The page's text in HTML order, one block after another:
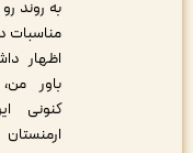
به روند رو به رشد
مناسبات دوجانبه
اظهار داشت: به
باور من، روابط
کنونی ایران و
ارمنستان در